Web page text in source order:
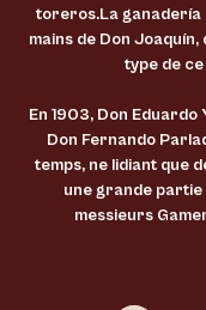
toreros.La ganadería
mains de Don
type de ce
En 1903, Don
Don Fernando
temps, ne lidiant que
une grande
messieurs